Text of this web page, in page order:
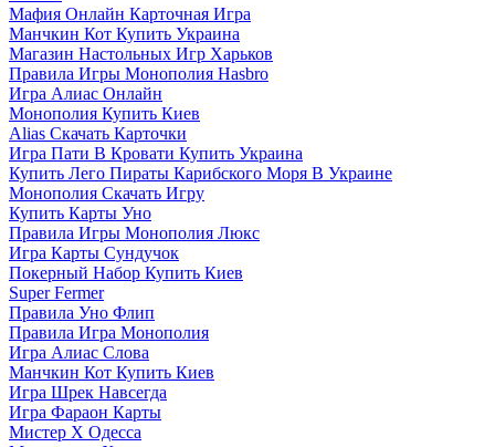
Мафия Онлайн Карточная Игра
Манчкин Кот Купить Украина
Магазин Настольных Игр Харьков
Правила Игры Монополия Hasbro
Игра Алиас Онлайн
Монополия Купить Киев
Alias Скачать Карточки
Игра Пати В Кровати Купить Украина
Купить Лего Пираты Карибского Моря В Украине
Монополия Скачать Игру
Купить Карты Уно
Правила Игры Монополия Люкс
Игра Карты Сундучок
Покерный Набор Купить Киев
Super Fermer
Правила Уно Флип
Правила Игра Монополия
Игра Алиас Слова
Манчкин Кот Купить Киев
Игра Шрек Навсегда
Игра Фараон Карты
Мистер Х Одесса